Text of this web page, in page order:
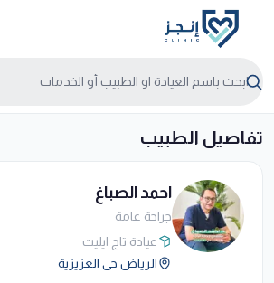
تفاصيل الطبيب
احمد الصباغ
جراحة عامة
عيادة تاج ايليت
الرياض حى العزيزية